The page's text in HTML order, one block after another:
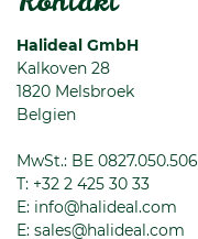
Halideal GmbH
Kalkoven 28
1820 Melsbroek
Belgien
MwSt.: BE 0827.050.506
T: +32 2 425 30 33
E: info@halideal.com
E: sales@halideal.com